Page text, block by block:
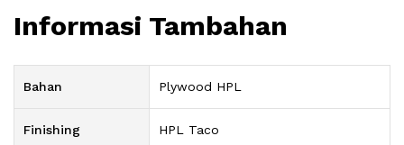
Informasi Tambahan
Bahan Plywood HPL
Finishing HPL Taco